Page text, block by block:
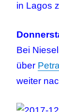
in Lagos
Bei
über
weiter